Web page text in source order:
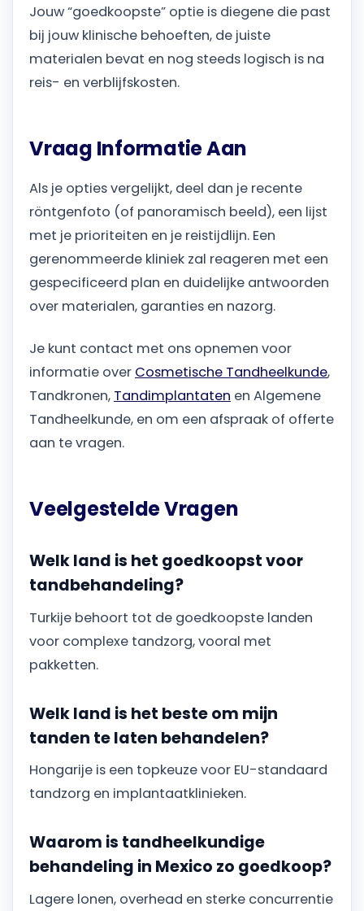
Jouw “goedkoopste” optie is diegene die past
bij jouw klinische behoeften, de juiste
materialen bevat en nog steeds logisch is na
reis- en verblijfskosten.
Vraag Informatie Aan
Als je opties vergelijkt, deel dan je recente
röntgenfoto (of panoramisch beeld), een lijst
met je prioriteiten en je reistijdlijn. Een
gerenommeerde kliniek zal reageren met een
gespecificeerd plan en duidelijke antwoorden
over materialen, garanties en nazorg.
Je kunt contact met ons opnemen voor
informatie over Cosmetische Tandheelkunde,
Tandkronen, Tandimplantaten en Algemene
Tandheelkunde, en om een afspraak of offerte
aan te vragen.
Veelgestelde Vragen
Welk land is het goedkoopst voor
tandbehandeling?
Turkije behoort tot de goedkoopste landen
voor complexe tandzorg, vooral met
pakketten.
Welk land is het beste om mijn
tanden te laten behandelen?
Hongarije is een topkeuze voor EU-standaard
tandzorg en implantaatklinieken.
Waarom is tandheelkundige
behandeling in Mexico zo goedkoop?
Lagere lonen, overhead en sterke concurrentie